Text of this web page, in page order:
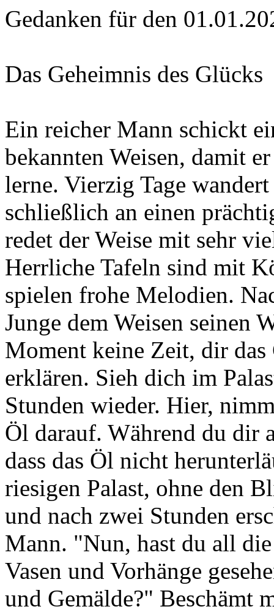
Gedanken für den
Das Geheimnis des Glücks
Ein reicher Mann schickt
bekannten Weisen, damit
lerne. Vierzig Tage
schließlich an einen
redet der Weise mit sehr
Herrliche Tafeln sind mit
spielen frohe Melodien.
Junge dem Weisen seinen
Moment keine Zeit, dir das
erklären. Sieh dich im
Stunden wieder. Hier,
Öl darauf. Während du dir
dass das Öl nicht
riesigen Palast, ohne den
und nach zwei Stunden
Mann. "Nun, hast du all
Vasen und Vorhänge
und Gemälde?" Beschämt